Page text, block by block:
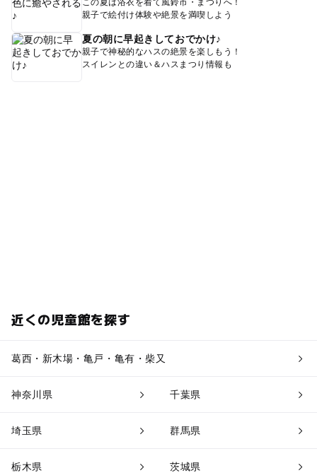
親子で絵付け体験や絶景を満喫しよう
夏の朝に早起きしておでかけ♪
親子で神秘的なハスの絶景を楽しもう！
スイレンとの違い＆ハスまつり情報も
近くの児童館を探す
葛西・新木場・亀戸・亀有・柴又
神奈川県 千葉県
埼玉県 群馬県
栃木県 茨城県